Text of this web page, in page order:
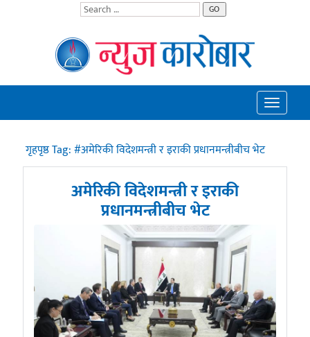
GO
Toggle
गृहपृष्ठTag:#अमेरिकी विदेशमन्त्री र इराकी प्रधानमन्त्रीबीच भेट
अमेरिकी विदेशमन्त्री र इराकी
प्रधानमन्त्रीबीच भेट